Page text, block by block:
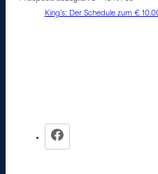
King’s: Der Schedule zum €